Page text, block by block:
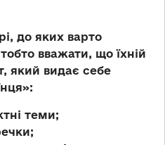
до яких варто
вважати, що їхній
який видає себе
теми;